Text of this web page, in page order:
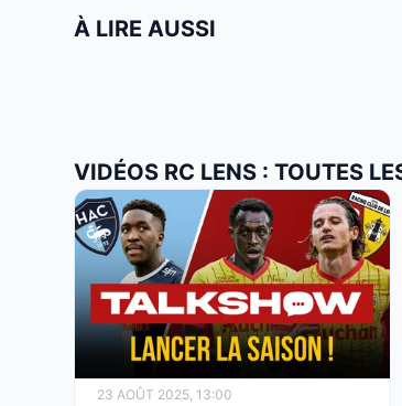
À LIRE AUSSI
VIDÉOS RC LENS : TOUTES
23 AOÛT 2025, 13:00